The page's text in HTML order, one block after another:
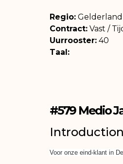
Regio: Gelderland
Contract: Vast /
Uurrooster: 40
Taal:
#579 Medio
Introduction
Voor onze eind-klant in